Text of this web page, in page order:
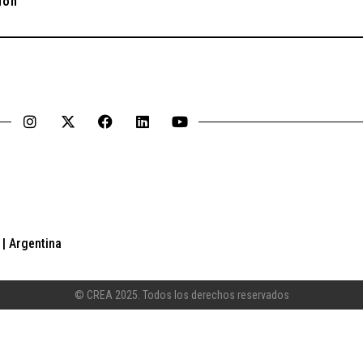
Argentina
© CREA 2025. Todos los derechos reservados